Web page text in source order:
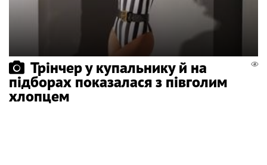
Трінчер у купальнику й на
підборах показалася з півголим
хлопцем